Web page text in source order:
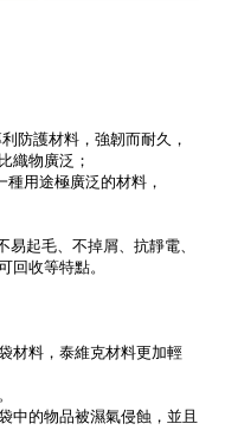
防護材料，強韌而耐久，
織物廣泛；
用途極廣泛的材料，
起毛、不掉屑、抗靜電、
收等特點。
材料，泰維克材料更加輕
中的物品被濕氣侵蝕，並且